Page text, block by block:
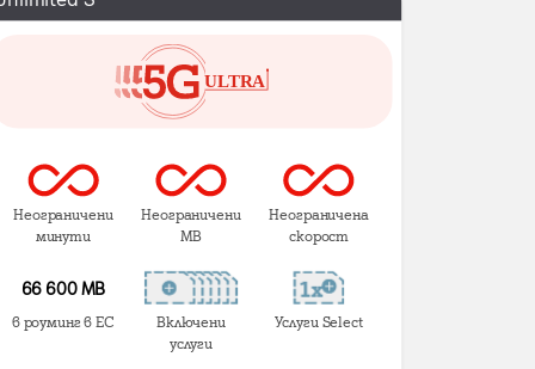
Неограничени
минути
Неограничени
MB
Неограничена
скорост
66 600 MB
в роуминг в ЕС
Включени
услуги
Услуги Select